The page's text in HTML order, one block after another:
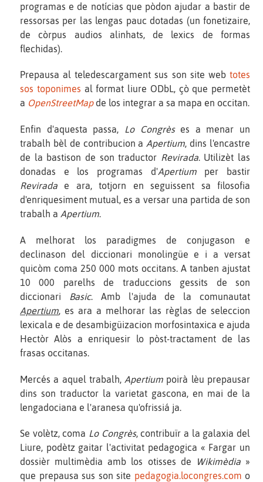
programas e de notícias que pòdon ajudar a bastir de
ressorsas per las lengas pauc dotadas (un fonetizaire,
de còrpus audios alinhats, de lexics de formas
flechidas).
Prepausa al teledescargament sus son site web totes
sos toponimes al format liure ODbL, çò que permetèt
a OpenStreetMapde los integrar a sa mapa en occitan.
Enfin d'aquesta passa, Lo Congrèses a menar un
trabalh bèl de contribucion a Apertium, dins l'encastre
de la bastison de son traductor Revirada. Utilizèt las
donadas e los programas d'Apertiumper bastir
Revirada e ara, totjorn en seguissent sa filosofia
d'enriquesiment mutual, es a versar una partida de son
trabalh a Apertium.
A melhorat los paradigmes de conjugason e
declinason del diccionari monolingüe e i a versat
quicòm coma 250 000 mots occitans. A tanben ajustat
10 000 parelhs de traduccions gessits de son
diccionari
Basic. Amb l'ajuda de la comunautat
Apertium, es ara a melhorar las règlas de seleccion
lexicala e de desambigüizacion morfosintaxica e ajuda
Hectòr Alòs a enriquesir lo pòst-tractament de las
frasas occitanas.
Mercés a aquel trabalh, Apertium poirà lèu prepausar
dins son traductor la varietat gascona, en mai de la
lengadociana e l'aranesa qu'ofrissiá ja.
Se volètz, coma Lo Congrès, contribuïr a la galaxia del
Liure, podètz gaitar l'activitat pedagogica « Fargar un
dossièr multimèdia amb los otisses de
Wikimèdia»
que prepausa sus son site pedagogia.locongres.com o